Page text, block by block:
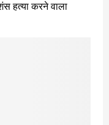
हत्या करने वाला